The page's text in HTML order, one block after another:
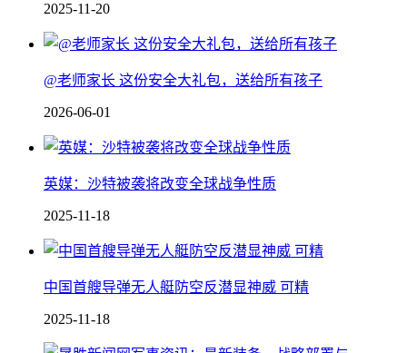
2025-11-20
@老师家长 这份安全大礼包，送给所有孩子
2026-06-01
英媒：沙特被袭将改变全球战争性质
2025-11-18
中国 首艘导弹无人艇防空反潜显神威 可精
2025-11-18